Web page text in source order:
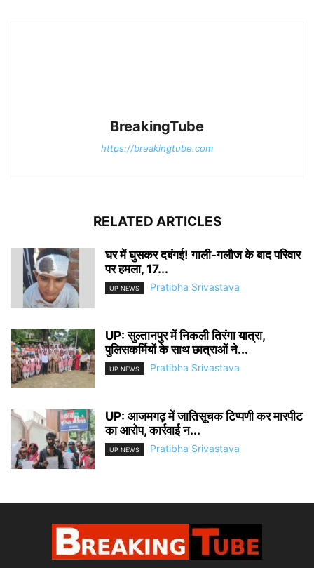
BreakingTube
https://breakingtube.com
RELATED ARTICLES
घर में घुसकर दबंगई! गाली-गलौज के बाद परिवार
पर हमला, 17...
UP NEWS Pratibha Srivastava
UP: सुल्तानपुर में निकली तिरंगा यात्रा,
पुलिसकर्मियों के साथ छात्राओं ने...
UP NEWS Pratibha Srivastava
UP: आजमगढ़ में जातिसूचक टिप्पणी कर मारपीट
का आरोप, कार्रवाई न...
UP NEWS Pratibha Srivastava